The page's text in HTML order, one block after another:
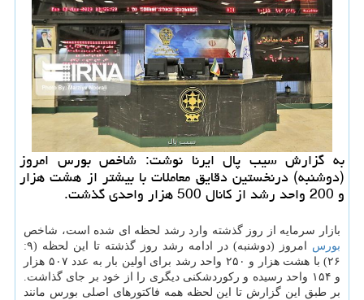
به گزارش سیب پال ایرنا نوشت: شاخص بورس امروز
(دوشنبه) درنخستین دقایق معاملات با بیشتر از هشت هزار
و 200 واحد رشد از كانال 500 هزار واحدی گذشت.
بازار سرمایه از روز گذشته وارد رشد لحظه ای شده است، شاخص
بورس
امروز (دوشنبه) در ادامه رشد روز گذشته تا این لحظه (۹:
۲۶) با هشت هزار و ۲۵۰ واحد رشد برای اولین بار به عدد ۵۰۷ هزار
و ۱۵۴ واحد رسیده و ركوردشكنی دیگری را از خود بر جای گذاشت.
بر طبق این گزارش تا این لحظه همه فاكتورهای اصلی بورس مانند